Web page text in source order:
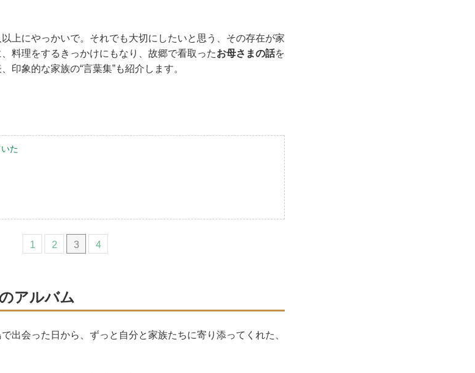
上にやっかいで。それでも大切にしたいと思う、その存在が家
、料理をするきっかけにもなり、故郷で看取ったお母さまの話を
印象的な家族の“言葉集”も紹介します。
た
1 2 3 4
アルバム
出会った日から、ずっと自分と家族たちに寄り添ってくれた、